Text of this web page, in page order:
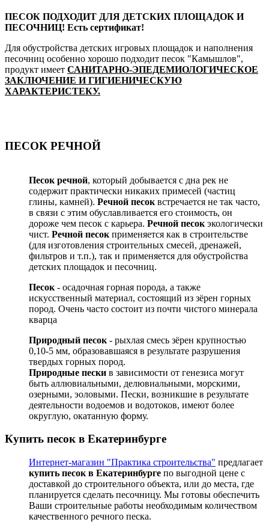
ПЕСОК ПОДХОДИТ ДЛЯ ДЕТСКИХ ПЛОЩАДОК И
ПЕСОЧНИЦ! Есть сертификат!
Для обустройства детских игровых площадок и наполнения
песочниц особенно хорошо подходит песок "Камышлов",
продукт имеет САНИТАРНО-ЭПЕДЕМИОЛОГИЧЕСКОЕ
ЗАКЛЮЧЕНИЕ И ГИГИЕНИЧЕСКУЮ
ХАРАКТЕРИСТЕКУ.
ПЕСОК РЕЧНОЙ
Песок речной, который добывается с дна рек не
содержит практически никаких примесей (частиц
глины, камней). Речной песок встречается не так часто,
в связи с этим обуславливается его стоимость, он
дороже чем песок с карьера. Речной песок экологически
чист. Речной песок применяется как в строительстве
(для изготовления строительных смесей, дренажей,
фильтров и т.п.), так и применяется для обустройства
детских площадок и песочниц.
Песок - осадочная горная порода, а также
искусственный материал, состоящий из зëрен горных
пород. Очень часто состоит из почти чистого минерала
кварца
Природный песок - рыхлая смесь зëрен крупностью
0,10-5 мм, образовавшаяся в результате разрушения
твердых горных пород.
Природные пески в зависимости от генезиса могут
быть аллювиальными, делювиальными, морскими,
озерными, эоловыми. Пески, возникшие в результате
деятельности водоемов и водотоков, имеют более
округлую, окатанную форму.
Купить песок в Екатеринбурге
Интернет-магазин "Практика строительства" предлагает
купить песок в Екатеринбурге по выгодной цене с
доставкой до строительного объекта, или до места, где
планируется сделать песочницу. Мы готовы обеспечить
Ваши строительные работы необходимым количеством
качественного речного песка.